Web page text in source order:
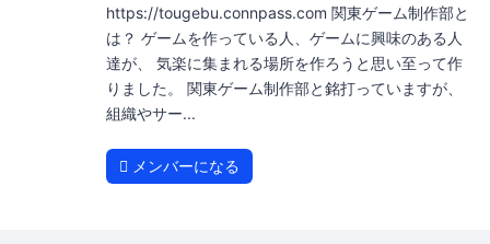
https://tougebu.connpass.com 関東ゲーム制作部と
は？ ゲームを作っている人、ゲームに興味のある人
達が、 気楽に集まれる場所を作ろうと思い至って作
りました。 関東ゲーム制作部と銘打っていますが、
組織やサー...
メンバーになる